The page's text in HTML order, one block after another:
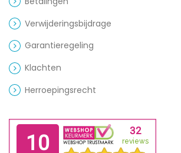
Verwijderingsbijdrage
Garantieregeling
Klachten
Herroepingsrecht